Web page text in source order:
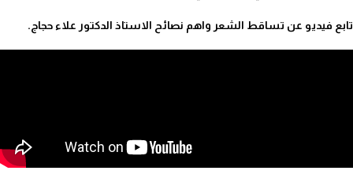
تابع فيديو عن تساقط الشعر واهم نصائح الاستاذ الدكتور علاء حجاج.